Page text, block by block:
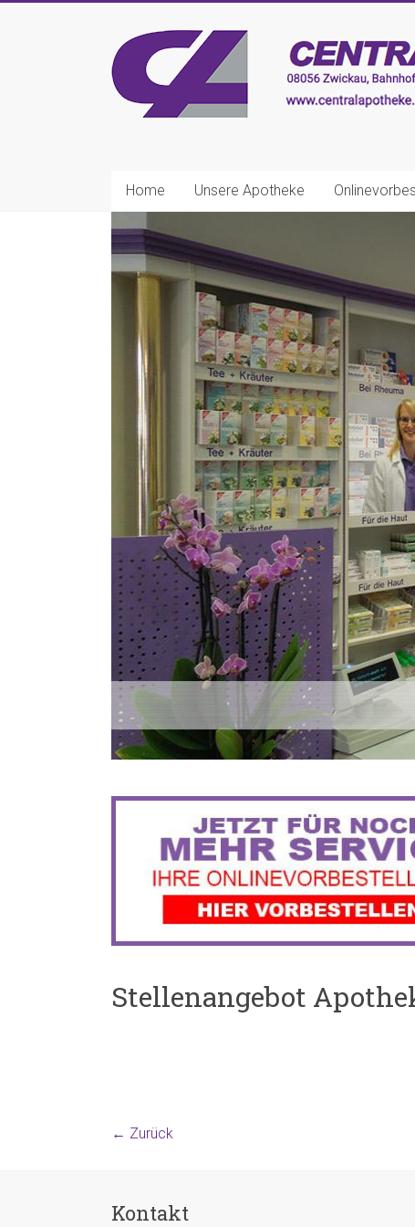
CENTRAL-
APOTHEKE
Zwickau
netteHome Unsere Apotheke
BIS ZU
Stellenangebot
← Zurück
Kontakt